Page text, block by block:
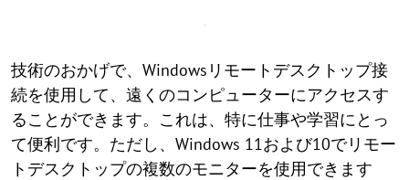
技術のおかげで、Windowsリモートデスクトップ接
続を使用して、遠くのコンピューターにアクセスす
ることができます。これは、特に仕事や学習にとっ
て便利です。ただし、Windows 11および10でリモー
トデスクトップの複数のモニターを使用できます